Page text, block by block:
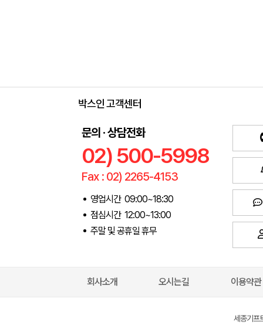
박스인 고객센터
문의 · 상담전화
02) 500-5998
Fax : 02) 2265-4153
영업시간 09:00~18:30
점심시간 12:00~13:00
주말 및 공휴일 휴무
회사소개 오시는길 이용약관
세종기